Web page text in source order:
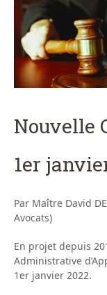
Nouvelle
1er
Par Maître David
Avocats)
En projet depuis
Administrative
1er janvier 2022.